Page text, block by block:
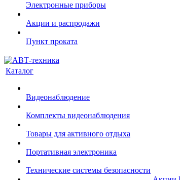
Электронные приборы
Акции и распродажи
Пункт проката
Каталог
Видеонаблюдение
Комплекты видеонаблюдения
Товары для активного отдыха
Портативная электроника
Технические системы безопасности